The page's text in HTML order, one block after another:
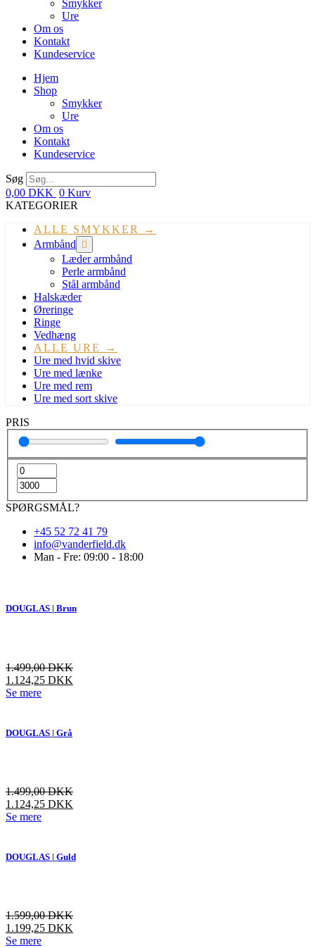
Smykker
Ure
Om os
Kontakt
Kundeservice
Hjem
Shop
Smykker
Ure
Om os
Kontakt
Kundeservice
Søg
0,00 DKK 0 Kurv
KATEGORIER
ALLE SMYKKER →
Armbånd
Læder armbånd
Perle armbånd
Stål armbånd
Halskæder
Øreringe
Ringe
Vedhæng
ALLE URE →
Ure med hvid skive
Ure med lænke
Ure med rem
Ure med sort skive
PRIS
SPØRGSMÅL?
+45 52 72 41 79
info@vanderfield.dk
Man - Fre: 09:00 - 18:00
DOUGLAS | Brun
1.499,00DKK
1.124,25 DKK
Se mereDette
flere
på
varesiden
DOUGLAS | Grå
1.499,00DKK
1.124,25 DKK
Se mereDette
flere
på
varesiden
DOUGLAS | Guld
1.599,00DKK
1.199,25 DKK
Se mereDette